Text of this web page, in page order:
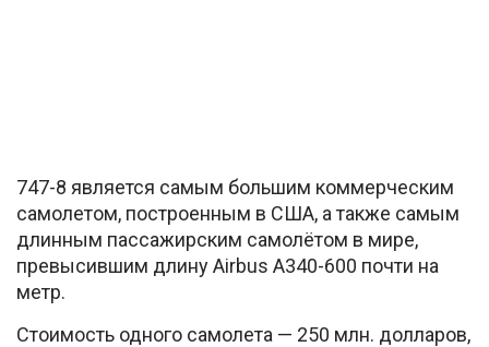
747-8 является самым большим коммерческим
самолетом, построенным в США, а также самым
длинным пассажирским самолётом в мире,
превысившим длину Airbus A340-600 почти на
метр.
Стоимость одного самолета — 250 млн. долларов,